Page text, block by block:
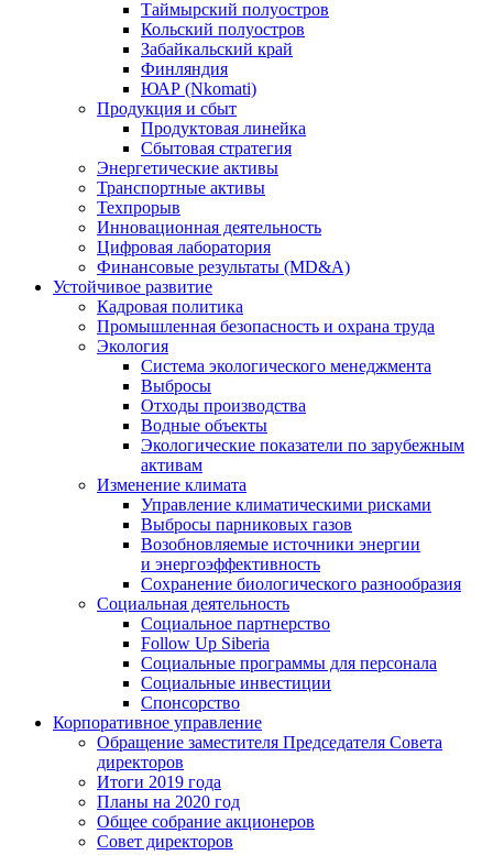
Таймырский полуостров
Кольский полуостров
Забайкальский край
Финляндия
ЮАР (Nkomati)
Продукция и сбыт
Продуктовая линейка
Сбытовая стратегия
Энергетические активы
Транспортные активы
Техпрорыв
Инновационная деятельность
Цифровая лаборатория
Финансовые результаты (MD&A)
Устойчивое развитие
Кадровая политика
Промышленная безопасность и охрана труда
Экология
Система экологического менеджмента
Выбросы
Отходы производства
Водные объекты
Экологические показатели по зарубежным
активам
Изменение климата
Управление климатическими рисками
Выбросы парниковых газов
Возобновляемые источники энергии
и энергоэффективность
Сохранение биологического разнообразия
Социальная деятельность
Социальное партнерство
Follow Up Siberia
Социальные программы для персонала
Социальные инвестиции
Спонсорство
Корпоративное управление
Обращение заместителя Председателя Совета
директоров
Итоги 2019 года
Планы на 2020 год
Общее собрание акционеров
Совет директоров